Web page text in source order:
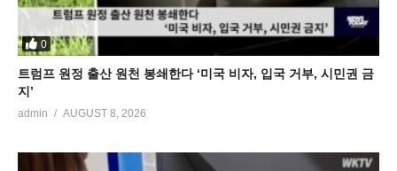
0
트럼프 원정 출산 원천 봉쇄한다 ‘미국 비자, 입국 거부, 시민권 금
지’
admin AUGUST 8, 2026